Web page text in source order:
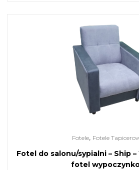
Fotele, Fotele
Fotel do salonu/sypialni – Ship
fotel